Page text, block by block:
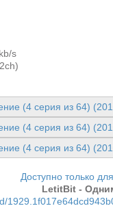
s
Доступно только
LetitBit -